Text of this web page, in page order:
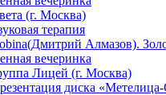
(г. Москва)
терапия
Алмазов).
вечеринка
Лицей (г. Москва)
диска